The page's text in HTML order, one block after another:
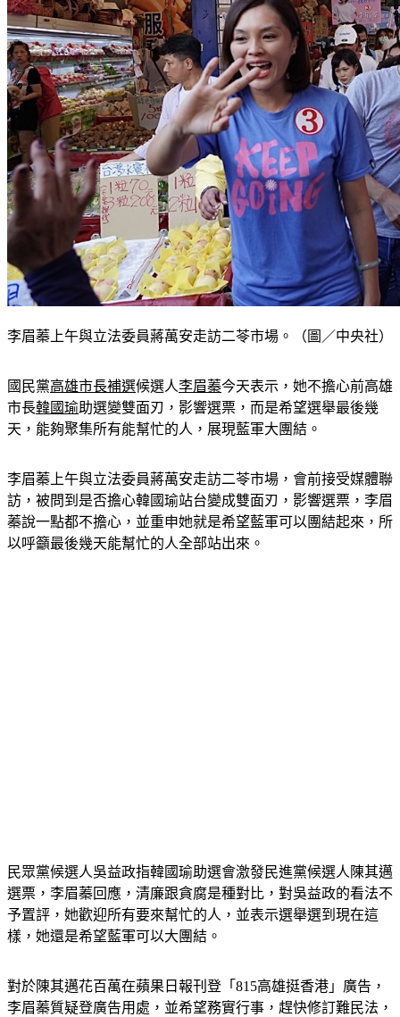
李眉蓁上午與立法委員蔣萬安走訪二苓市場。（圖／中央社）
國民黨高雄市長補選候選人李眉蓁今天表示，她不擔心前高雄
市長韓國瑜助選變雙面刃，影響選票，而是希望選舉最後幾
天，能夠聚集所有能幫忙的人，展現藍軍大團結。
李眉蓁上午與立法委員蔣萬安走訪二苓市場，會前接受媒體聯
訪，被問到是否擔心韓國瑜站台變成雙面刃，影響選票，李眉
蓁說一點都不擔心，並重申她就是希望藍軍可以團結起來，所
以呼籲最後幾天能幫忙的人全部站出來。
民眾黨候選人吳益政指韓國瑜助選會激發民進黨候選人陳其邁
選票，李眉蓁回應，清廉跟貪腐是種對比，對吳益政的看法不
予置評，她歡迎所有要來幫忙的人，並表示選舉選到現在這
樣，她還是希望藍軍可以大團結。
對於陳其邁花百萬在蘋果日報刊登「815高雄挺香港」廣告，
李眉蓁質疑登廣告用處，並希望務實行事，趕快修訂難民法，